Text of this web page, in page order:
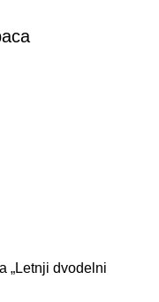
„Letnji dvodelni